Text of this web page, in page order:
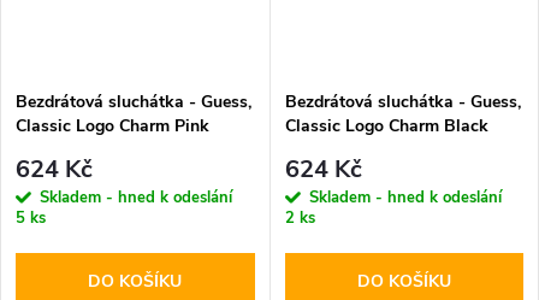
Bezdrátová sluchátka - Guess,
Classic Logo Charm Pink
624 Kč
Skladem - hned k odeslání
5 ks
DO KOŠÍKU
Bezdrátová sluchátka - Guess,
Classic Logo Charm Black
624 Kč
Skladem - hned k odeslání
2 ks
DO KOŠÍKU